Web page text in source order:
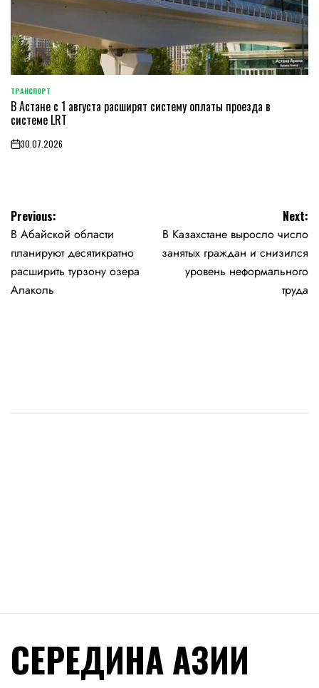
POSTED
IN
ТРАНСПОРТ
В Астане с 1 августа расширят систему оплаты проезда в
системе LRT
on30.07.2026
Навигация
по
записям
Previous:
В Абайской области
планируют десятикратно
расширить турзону озера
Алаколь
Next:
В Казахстане выросло число
занятых граждан и снизился
уровень неформального
труда
СЕРЕДИНА АЗИИ